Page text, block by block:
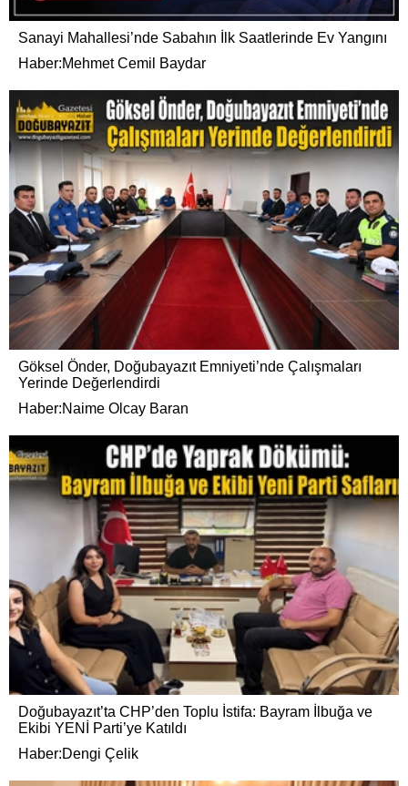
Sanayi Mahallesi’nde Sabahın İlk Saatlerinde Ev Yangını
Haber:Mehmet Cemil Baydar
Göksel Önder, Doğubayazıt Emniyeti’nde Çalışmaları
Yerinde Değerlendirdi
Haber:Naime Olcay Baran
Doğubayazıt’ta CHP’den Toplu İstifa: Bayram İlbuğa ve
Ekibi YENİ Parti’ye Katıldı
Haber:Dengi Çelik